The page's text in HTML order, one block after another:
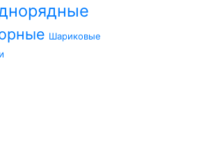
Шариковые